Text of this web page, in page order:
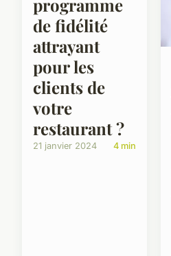
programme
de fidélité
attrayant
pour les
clients de
votre
restaurant ?
21 janvier 2024 4 min